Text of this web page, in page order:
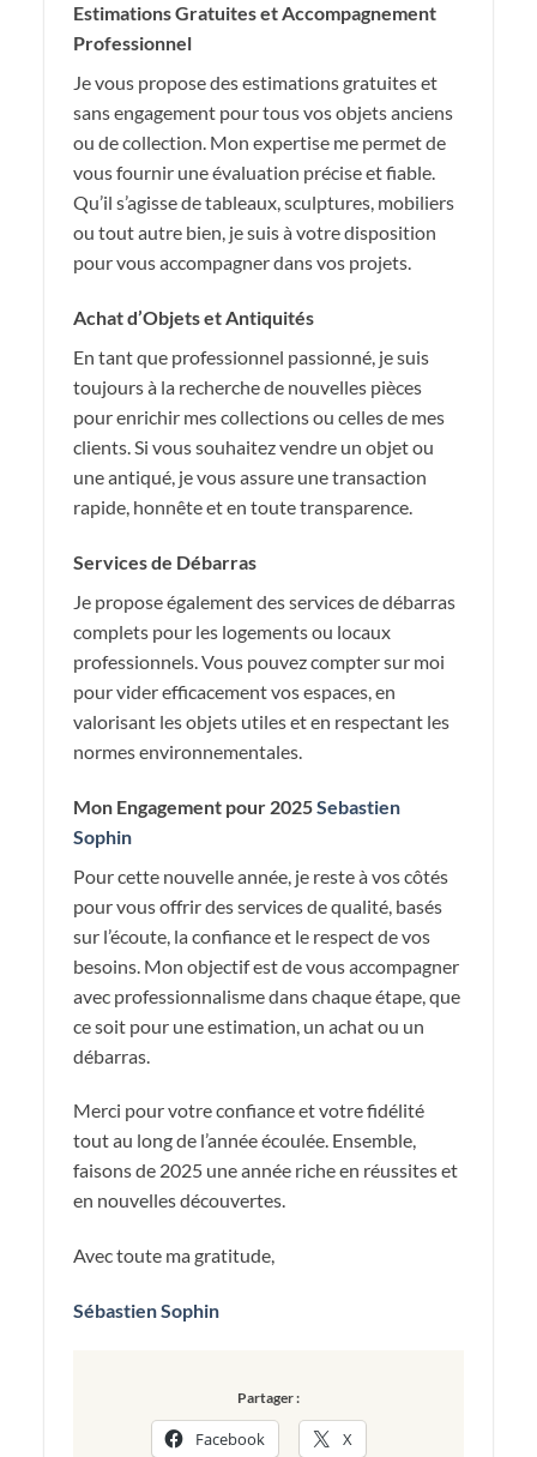
Estimations Gratuites et Accompagnement
Professionnel
Je vous propose des estimations gratuites et
sans engagement pour tous vos objets anciens
ou de collection. Mon expertise me permet de
vous fournir une évaluation précise et fiable.
Qu’il s’agisse de tableaux, sculptures, mobiliers
ou tout autre bien, je suis à votre disposition
pour vous accompagner dans vos projets.
Achat d’Objets et Antiquités
En tant que professionnel passionné, je suis
toujours à la recherche de nouvelles pièces
pour enrichir mes collections ou celles de mes
clients. Si vous souhaitez vendre un objet ou
une antiqué, je vous assure une transaction
rapide, honnête et en toute transparence.
Services de Débarras
Je propose également des services de débarras
complets pour les logements ou locaux
professionnels. Vous pouvez compter sur moi
pour vider efficacement vos espaces, en
valorisant les objets utiles et en respectant les
normes environnementales.
Mon Engagement pour 2025Sebastien
Sophin
Pour cette nouvelle année, je reste à vos côtés
pour vous offrir des services de qualité, basés
sur l’écoute, la confiance et le respect de vos
besoins. Mon objectif est de vous accompagner
avec professionnalisme dans chaque étape, que
ce soit pour une estimation, un achat ou un
débarras.
Merci pour votre confiance et votre fidélité
tout au long de l’année écoulée. Ensemble,
faisons de 2025 une année riche en réussites et
en nouvelles découvertes.
Avec toute ma gratitude,
Sébastien Sophin
Partager :
Facebook X